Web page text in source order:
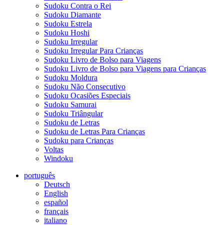
Sudoku Contra o Rei
Sudoku Diamante
Sudoku Estrela
Sudoku Hoshi
Sudoku Irregular
Sudoku Irregular Para Crianças
Sudoku Livro de Bolso para Viagens
Sudoku Livro de Bolso para Viagens para Crianças
Sudoku Moldura
Sudoku Não Consecutivo
Sudoku Ocasiões Especiais
Sudoku Samurai
Sudoku Triângular
Sudoku de Letras
Sudoku de Letras Para Crianças
Sudoku para Crianças
Voltas
Windoku
português
Deutsch
English
español
français
italiano